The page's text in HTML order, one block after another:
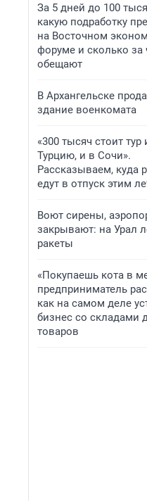
За 5 дней до 100
какую подработку
на Восточном
форуме и сколько за
обещают
В Архангельске
здание военкомата
«300 тысяч стоит тур
Турцию, и в Сочи».
Рассказываем, куда
едут в отпуск этим
Воют сирены,
закрывают: на Урал
ракеты
«Покупаешь кота в
предприниматель
как на самом деле
бизнес со складами
товаров